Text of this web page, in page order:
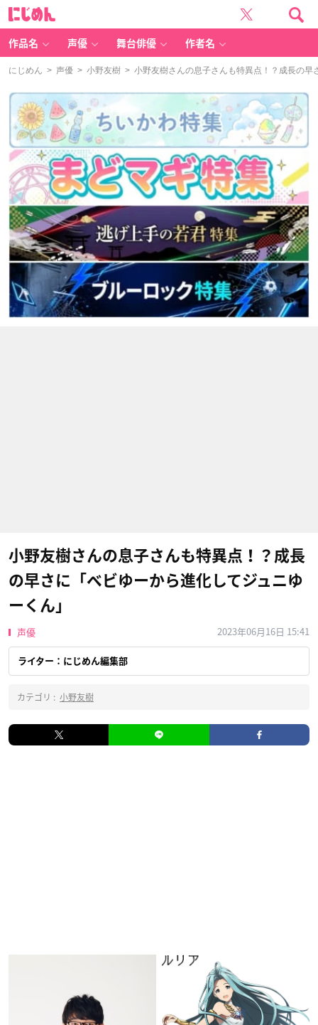
作品名 声優 舞台俳優 作者名
にじめん > 声優 > 小野友樹 > 小野友樹さんの息子さんも特異点！？成長の早
小野友樹さんの息子さんも特異点！？成長
の早さに「ベビゆーから進化してジュニゆ
ーくん」
声優 2023年06月16日 15:41
ライター：にじめん編集部
カテゴリ : 小野友樹